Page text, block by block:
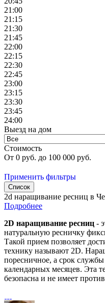
21:00
21:15
21:30
21:45
22:00
22:15
22:30
22:45
23:00
23:15
23:30
23:45
24:00
Выезд на дом
Стоимость
От 0 руб. до 100 000 руб.
Применить фильтры
Список
2d наращивание ресниц в
Подробнее
2D наращивание ресниц -
натуральную ресничку
Такой прием позволяет
технику называют 2D.
поресничное, а срок
календарных месяцев. Эта
безопасна и не имеет